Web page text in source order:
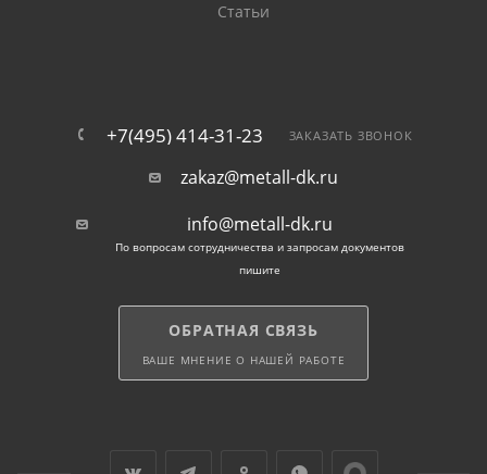
Статьи
+7(495) 414-31-23 ЗАКАЗАТЬ ЗВОНОК
zakaz@metall-dk.ru
info@metall-dk.ru
По вопросам сотрудничества и запросам документов
пишите
ОБРАТНАЯ СВЯЗЬ
ВАШЕ МНЕНИЕ О НАШЕЙ РАБОТЕ